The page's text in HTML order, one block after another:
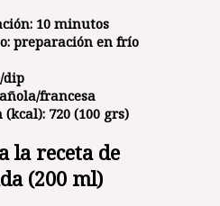
: 10 minutos
: preparación en frío
dip
francesa
(kcal): 720 (100 grs)
la receta de
(200 ml)